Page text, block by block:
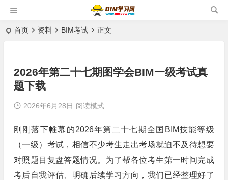
首页 资料 BIM考试 正文
2026年第二十七期图学会BIM一级考试真
题下载
2026年6月28日 阅读模式
刚刚落下帷幕的2026年第二十七期全国BIM技能等级
（一级）考试，相信不少考生走出考场就迫不及待想要
对照题目复盘答题情况。为了帮各位考生第一时间完成
考后自我评估、明确后续学习方向，我们已经整理好了